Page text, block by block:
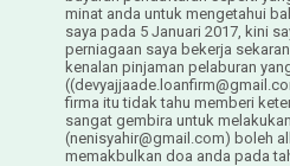
minat anda untuk mengetahui
saya pada 5 Januari 2017, kini
perniagaan saya bekerja
kenalan pinjaman pelaburan
firma itu tidak tahu memberi
sangat gembira untuk
(nenisyahir@gmail.com) boleh
memakbulkan doa anda pada